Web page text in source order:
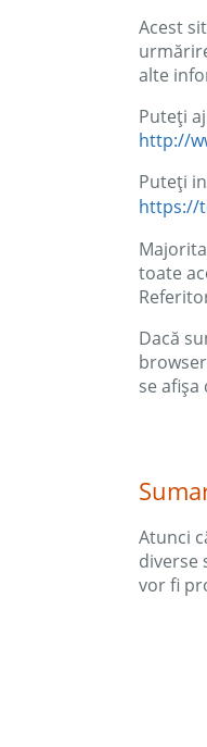
Acest
alte
Puteți
http://
Puteți
https://
toate
Dacă
se afișa
Atunci
diverse
vor fi